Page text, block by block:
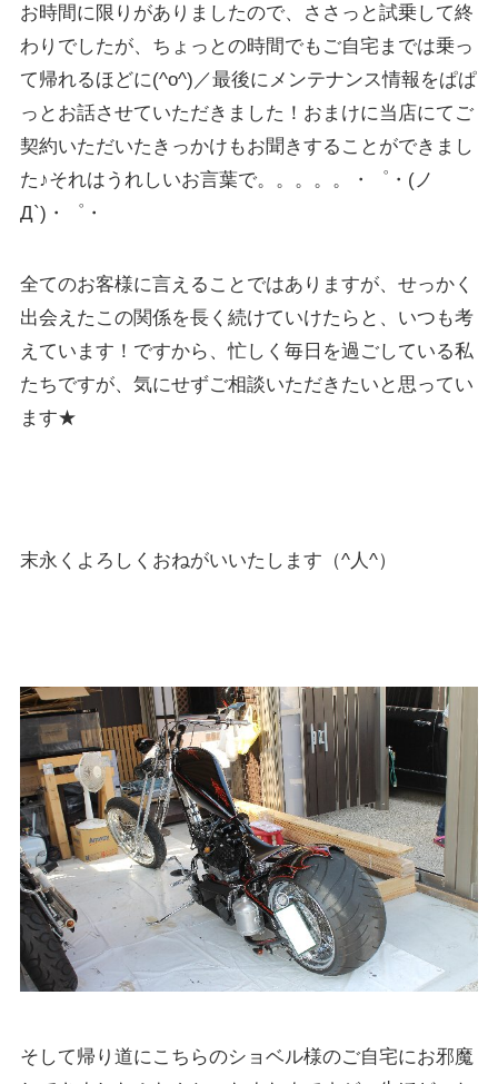
お時間に限りがありましたので、ささっと試乗して終
わりでしたが、ちょっとの時間でもご自宅までは乗っ
て帰れるほどに(^o^)／最後にメンテナンス情報をぱぱ
っとお話させていただきました！おまけに当店にてご
契約いただいたきっかけもお聞きすることができまし
た♪それはうれしいお言葉で。。。。。・゜・(ノ
Д`)・゜・
全てのお客様に言えることではありますが、せっかく
出会えたこの関係を長く続けていけたらと、いつも考
えています！ですから、忙しく毎日を過ごしている私
たちですが、気にせずご相談いただきたいと思ってい
ます★
末永くよろしくおねがいいたします（^人^）
そして帰り道にこちらのショベル様のご自宅にお邪魔